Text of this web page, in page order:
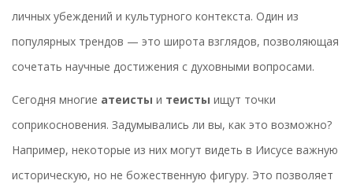
личных убеждений и культурного контекста. Один из
популярных трендов — это широта взглядов, позволяющая
сочетать научные достижения с духовными вопросами.
Сегодня многие атеисты и теисты ищут точки
соприкосновения. Задумывались ли вы, как это возможно?
Например, некоторые из них могут видеть в Иисусе важную
историческую, но не божественную фигуру. Это позволяет